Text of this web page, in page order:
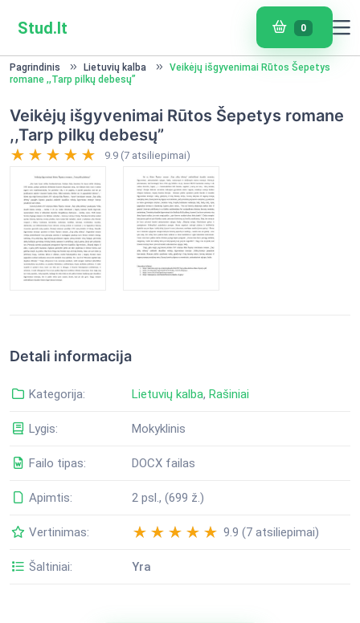
Stud.lt 0
Pagrindinis Lietuvių kalba
Veikėjų išgyvenimai Rūtos Šepetys
romane ,,Tarp pilkų debesų”
Veikėjų išgyvenimai Rūtos Šepetys romane
,,Tarp pilkų debesų”
9.9 (7 atsiliepimai)
Detali informacija
Kategorija: Lietuvių kalba, Rašiniai
Lygis: Mokyklinis
Failo tipas: DOCX failas
Apimtis: 2 psl., (699 ž.)
Vertinimas: 9.9 (7 atsiliepimai)
Šaltiniai: Yra